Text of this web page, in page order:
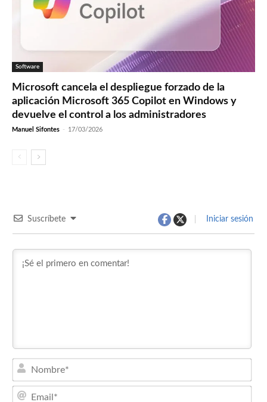
Software
Microsoft cancela el despliegue forzado de la
aplicación Microsoft 365 Copilot en Windows y
devuelve el control a los administradores
Manuel Sifontes - 17/03/2026
Suscríbete Iniciar sesión